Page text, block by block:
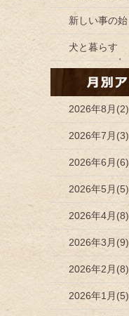
新しい事の始
犬と暮らす
2026年8月(2)
2026年7月(3)
2026年6月(6)
2026年5月(5)
2026年4月(8)
2026年3月(9)
2026年2月(8)
2026年1月(5)